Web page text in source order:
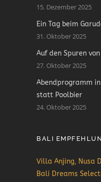
15. Dezember 2025
Ein Tag beim
31. Oktober 2025
Auf den Spuren
27. Oktober 2025
Abendprogramm
statt Poolbier
24. Oktober 2025
BALI
Villa Anjing, Nusa
Bali Dreams